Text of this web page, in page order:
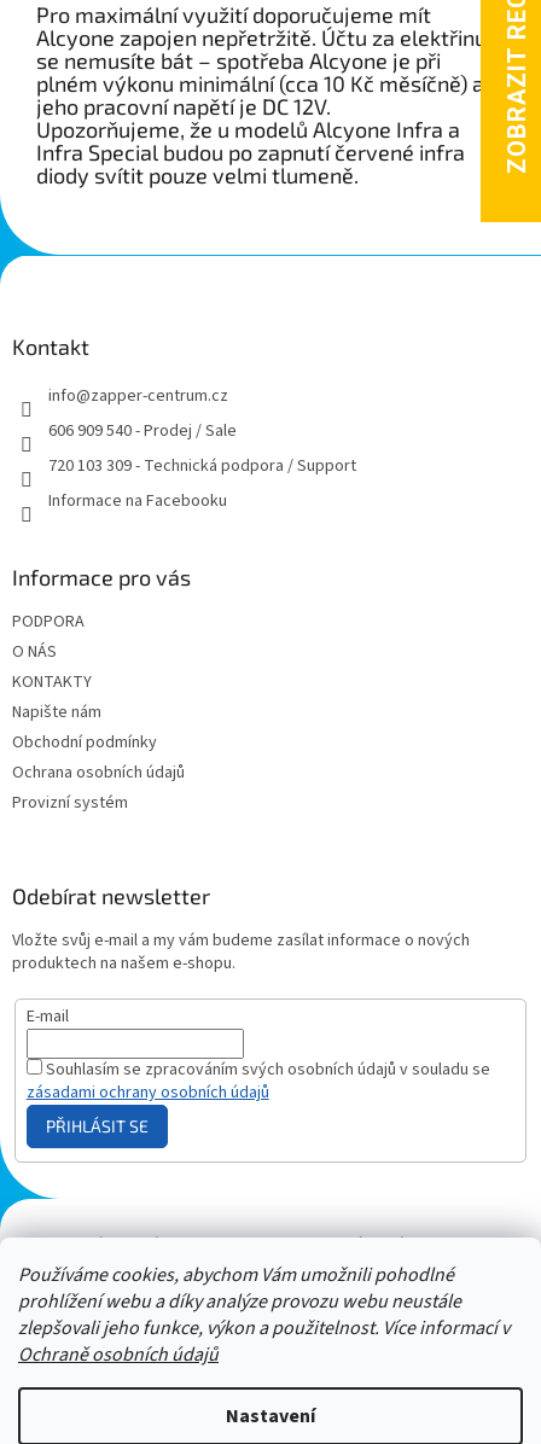
Používáme cookies, abychom Vám umožnili pohodlné
prohlížení webu a díky analýze provozu webu neustále
zlepšovali jeho funkce, výkon a použitelnost. Více informací v
Ochraně osobních údajů
Nastavení
Pro maximální využití doporučujeme mít
Alcyone zapojen nepřetržitě. Účtu za elektřinu
se nemusíte bát – spotřeba Alcyone je při
plném výkonu minimální (cca 10 Kč měsíčně) a
jeho pracovní napětí je DC 12V.
Upozorňujeme, že u modelů Alcyone Infra a
Infra Special budou po zapnutí červené infra
diody svítit pouze velmi tlumeně.
Z
á
Kontakt
info@zapper-centrum.cz
606 909 540 - Prodej / Sale
720 103 309 - Technická podpora / Support
Informace na Facebooku
Informace pro vás
PODPORA
O NÁS
KONTAKTY
Napište nám
Obchodní podmínky
Ochrana osobních údajů
Provizní systém
Odebírat newsletter
Vložte svůj e-mail a my vám budeme zasílat informace o nových
produktech na našem e-shopu.
E-mail
Souhlasím se zpracováním svých osobních údajů v souladu se
zásadami ochrany osobních údajů
PŘIHLÁSIT SE
Plazmový generátor.cz Heureka - hodnocení Solárne panely.sk
Parasite zapper